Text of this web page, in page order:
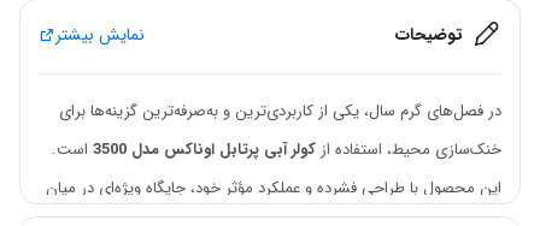
توضیحات نمایش بیشتر
در فصل‌های گرم سال، یکی از کاربردی‌ترین و به‌صرفه‌ترین گزینه‌ها برای
خنک‌سازی محیط، استفاده از کولر آبی پرتابل اوناکس مدل 3500
است.
این محصول با طراحی فشرده و عملکرد مؤثر خود، جایگاه ویژه‌ای در میان